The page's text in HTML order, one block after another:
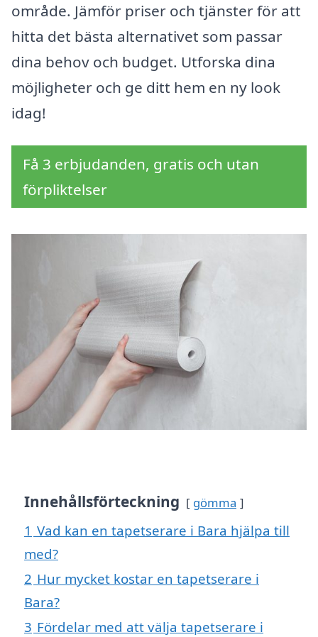
område. Jämför priser och tjänster för att
hitta det bästa alternativet som passar
dina behov och budget. Utforska dina
möjligheter och ge ditt hem en ny look
idag!
Få 3 erbjudanden, gratis och utan
förpliktelser
Innehållsförteckning gömma
1 Vad kan en tapetserare i Bara hjälpa till
med?
2 Hur mycket kostar en tapetserare i
Bara?
3 Fördelar med att välja tapetserare i